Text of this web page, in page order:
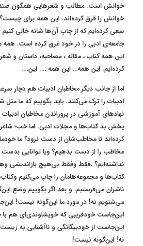
خوانش است. مطالب و شعرهایی همگون
خوانش را قرق کرده‌اند. این همه برای
سعی کرده‌ایم که از چاپ آن‌ها شانه خالی کنیم
جامعه‌ی ادبی را در خود غرق کرده است. همه
این همه کتاب ، مقاله ، مصاحبه، داستان و
کرده‌ایم. این همه… این همه …. این….
اما از جانب دیگر مخاطبان ادبیات هم دچار
ادبیات را ترک می‌کنند. باید بگوییم که ما
نهادهای آموزشی در پروراندن مخاطبان ادبیات
پخش بد کتاب‌ها و مجلات ادبی. اما خب؛
کرده‌اند تا مخاطب‌شان از دست نرود؟ ما
مخاطب را از دست بدهیم؟ ویا توانایی
نداشته‌ایم؟ .فقط وفقط بی‌هیچ بازاندیشی
کتاب‌ها و مجموعه‌هامان را چاپ می‌کنیم
ناشران می‌فرستیم. و بعد اگر بگوییم وضع
می‌شنویم نه! در مورد ما این‌گونه نیست!
این‌جاست خودفریبی که خویشاوندی‌ای هم با
این‌جاست از خودبیگانگی و ناآشنایی به
نه! این‌گونه نیست!